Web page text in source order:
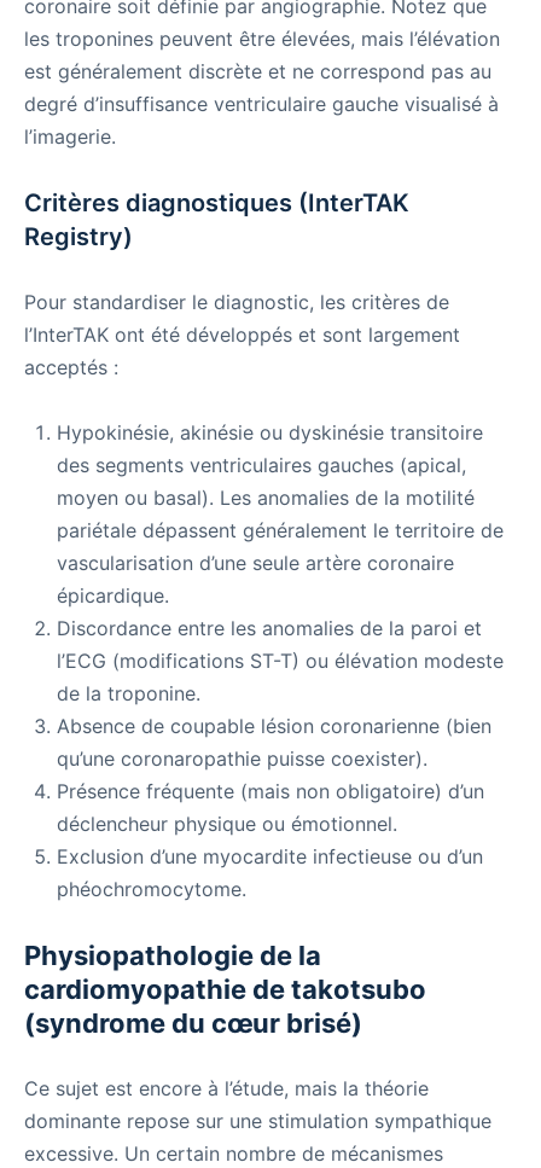
coronaire soit définie par angiographie. Notez que
les troponines peuvent être élevées, mais l’élévation
est généralement discrète et ne correspond pas au
degré d’insuffisance ventriculaire gauche visualisé à
l’imagerie.
Critères diagnostiques (InterTAK
Registry)
Pour standardiser le diagnostic, les critères de
l’InterTAK ont été développés et sont largement
acceptés :
Hypokinésie, akinésie ou dyskinésie transitoire
des segments ventriculaires gauches (apical,
moyen ou basal). Les anomalies de la motilité
pariétale dépassent généralement le territoire de
vascularisation d’une seule artère coronaire
épicardique.
Discordance entre les anomalies de la paroi et
l’ECG (modifications ST-T) ou élévation modeste
de la troponine.
Absence de coupable lésion coronarienne (bien
qu’une coronaropathie puisse coexister).
Présence fréquente (mais non obligatoire) d’un
déclencheur physique ou émotionnel.
Exclusion d’une myocardite infectieuse ou d’un
phéochromocytome.
Physiopathologie de la
cardiomyopathie de takotsubo
(syndrome du cœur brisé)
Ce sujet est encore à l’étude, mais la théorie
dominante repose sur une stimulation sympathique
excessive. Un certain nombre de mécanismes